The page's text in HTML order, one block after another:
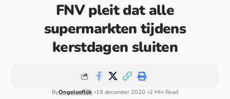
FNV pleit dat alle
supermarkten tijdens
kerstdagen sluiten
ByOngelooflijk 19 december 2020 2 Min Read